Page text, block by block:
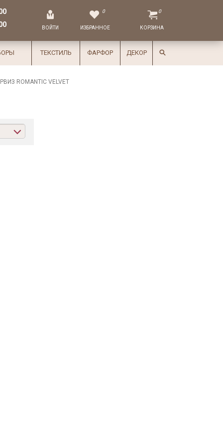
ВОЙТИ
0
ИЗБРАННОЕ
0
КОРЗИНА
ТЕКСТИЛЬ ФАРФОР ДЕКОР
ROMANTIC VELVET